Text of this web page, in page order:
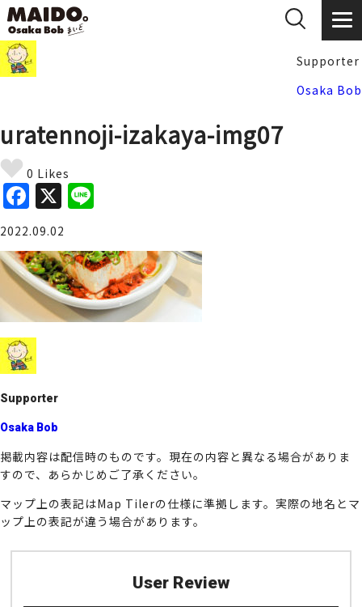
Supporter
Osaka Bob
uratennoji-izakaya-img07
0 Likes
F
a
c
e
b
o
o
k
X
e
2022.09.02
Supporter
Osaka Bob
掲載内容は配信時のものです。現在の内容と異なる場合がありま
すので、あらかじめご了承ください。
マップ上の表記はMap Tilerの仕様に準拠します。実際の地名とマ
ップ上の表記が違う場合があります。
User Review